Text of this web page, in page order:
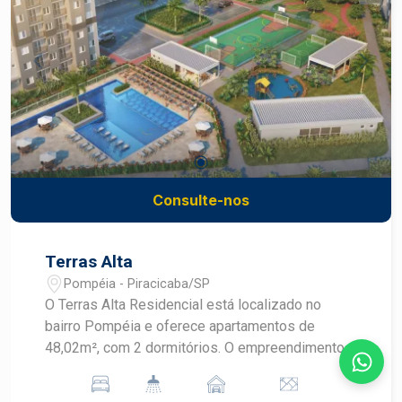
Consulte-nos
Terras Alta
Pompéia - Piracicaba/SP
O Terras Alta Residencial está localizado no
bairro Pompéia e oferece apartamentos de
48,02m², com 2 dormitórios. O empreendimento
momentos de descontração. Uma excelente